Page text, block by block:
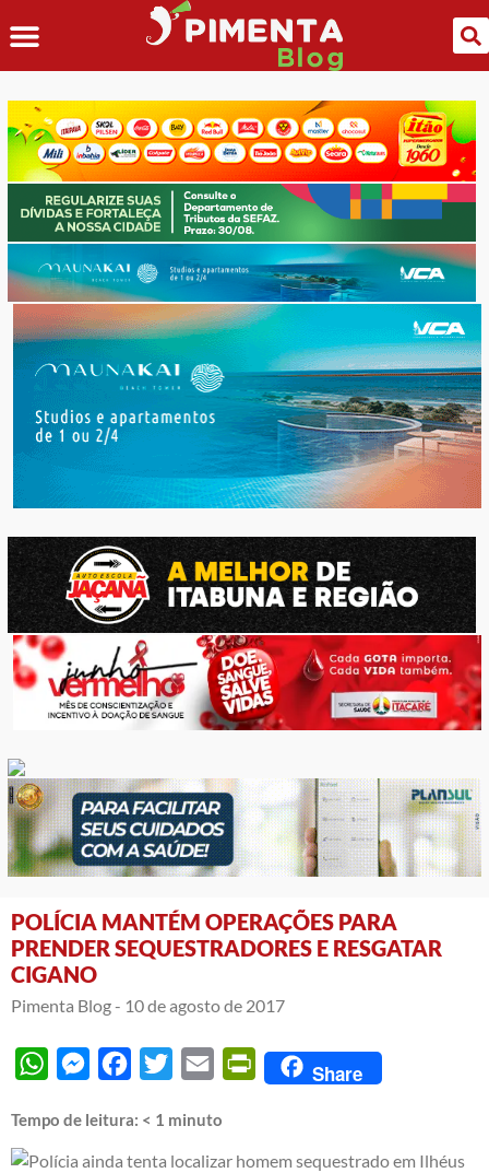
POLÍCIA MANTÉM OPERAÇÕES PARA
PRENDER SEQUESTRADORES E RESGATAR
CIGANO
Pimenta Blog - 10 de agosto de 2017
WhatsAppMessengerFacebook
Twitter Email PrintFriendly
Share
Tempo de leitura: < 1 minuto